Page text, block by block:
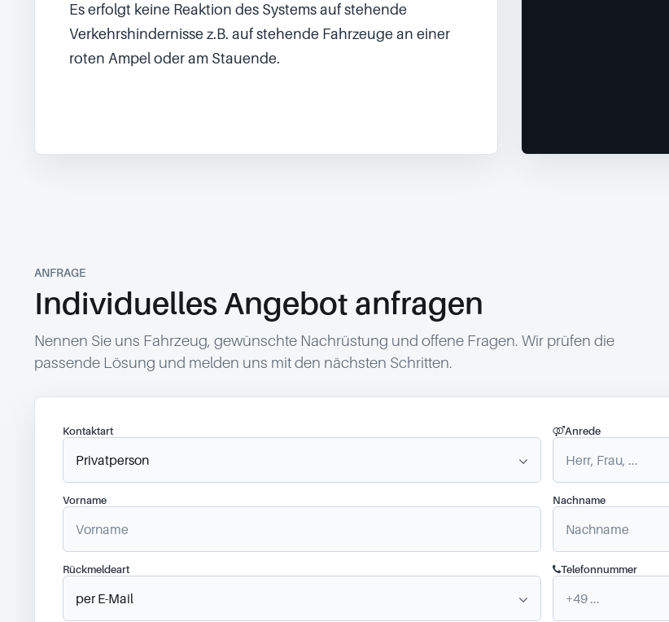
Es erfolgt keine Reaktion des Systems auf stehende
Verkehrshindernisse z.B. auf stehende Fahrzeuge an einer
roten Ampel oder am Stauende.
ANFRAGE
Individuelles Angebot anfragen
Nennen Sie uns Fahrzeug, gewünschte Nachrüstung und offene Fragen. Wir prüfen die
passende Lösung und melden uns mit den nächsten Schritten.
Kontaktart Anrede
Vorname Nachname
Rückmeldeart Telefonnummer